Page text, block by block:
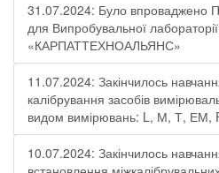
31.07.2024: Було впроваджено
для Випробувальної
«КАРПАТТЕХНОАЛЬЯНС»
11.07.2024: Закінчилось
калібрування засобів
видом вимірювань: L, М, Т, ЕМ,
10.07.2024: Закінчилось